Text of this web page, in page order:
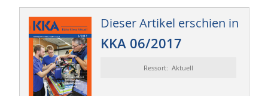
Dieser Artikel erschien in
KKA 06/2017
Ressort: Aktuell